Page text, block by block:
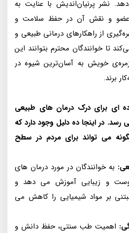
نشر پرنيان‌انديش با عنايت به
عضو و نقش آن در حفظ سلامت و
از راهكارهاى درمانى طبيعى و
تا خوانندگان محترم بتوانند اين
خويش به آسان‌ترين شيوه در
برند.
ای برای درک درمان های طبیعی
در اینجا ده دلیل وجود دارد که
می تواند برای مردم در سطح
به خوانندگان در مورد درمان های
و زیبایی آموزش می دهد و
بر مواد شیمیایی را کاهش می
اهمیت طب سنتی، حفظ دانش و